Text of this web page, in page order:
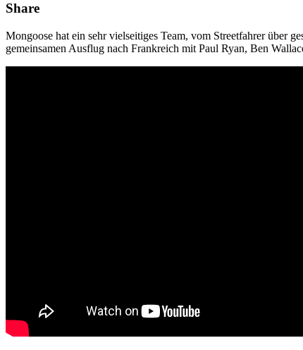
Share
Mongoose hat ein sehr vielseitiges Team, vom Streetfahrer über
gemeinsamen Ausflug nach Frankreich mit Paul Ryan, Ben